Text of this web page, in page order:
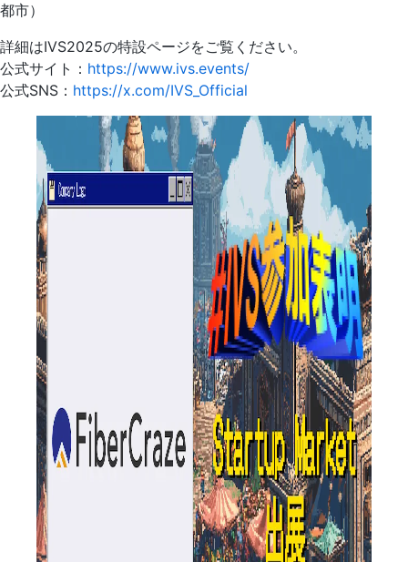
都市）
詳細はIVS2025の特設ページをご覧ください。
公式サイト： https://www.ivs.events/
公式SNS： https://x.com/IVS_Official